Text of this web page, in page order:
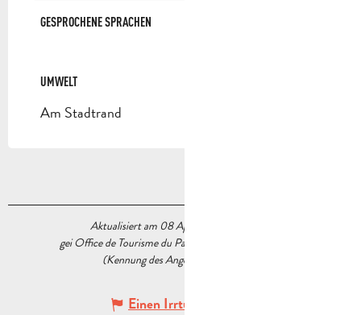
GESPROCHENE SPRACHEN
GESPROCHENE SPRACHEN
UMWELT
UMWELT
Am Stadtrand
Aktualisiert am 08 April 2026 Um 14:27
gei Office de Tourisme du Pays d’Aubagne et de l’Étoile
(Kennung des Angebots :
Einen Irrtum angeben